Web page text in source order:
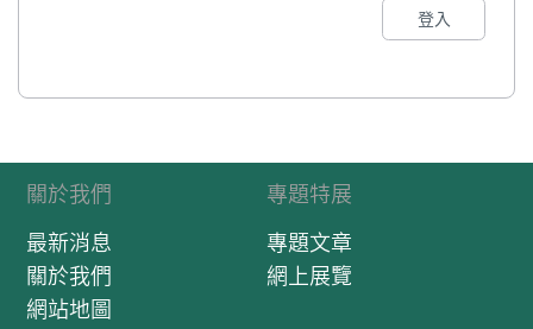
登入
關於我們
最新消息
關於我們
網站地圖
專題特展
專題文章
網上展覽